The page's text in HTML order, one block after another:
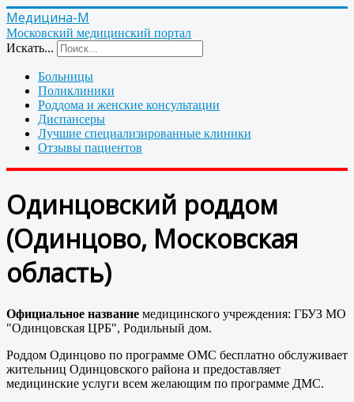
Медицина-М
Московский медицинский портал
Искать...
Больницы
Поликлиники
Роддома и женские консультации
Диспансеры
Лучшие специализированные клиники
Отзывы пациентов
Одинцовский роддом
(Одинцово, Московская
область)
Официальное название медицинского учреждения: ГБУЗ МО
"Одинцовская ЦРБ", Родильный дом.
Роддом Одинцово по программе ОМС бесплатно обслуживает
жительниц Одинцовского района и предоставляет
медицинские услуги всем желающим по программе ДМС.